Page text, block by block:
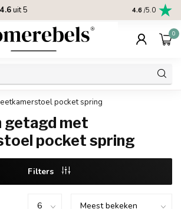
4.6uit 5 2 jaar
4.6 /5.0
0
eetkamerstoel pocket spring
getagd met
pocket spring
Filters